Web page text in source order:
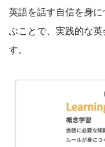
英語を話す自信を身
ぶことで、実践的な
す。